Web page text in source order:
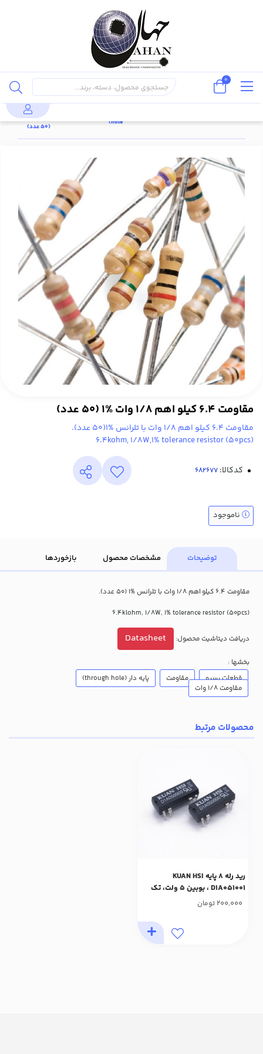
پایه دار
hole)
کیلو اهم
1/8 وات %1
(50 عدد)
مقاومت 6.4 کیلو اهم 1/8 وات %1 (50 عدد)
مقاومت 6.4 کیلو اهم 1/8 وات با تلرانس %1(50 عدد).
(6.4kohm, 1/8W,1% tolerance resistor (50pcs
کدکالا:
ناموجود
توضیحات مشخصات محصول بازخوردها
مقاومت 6.4 کیلو
اهم 1/8 وات با تلرانس %1 (50 عدد).
(6.4klohm, 1/8W, 1% tolerance resistor (50pcs
دریافت دیتاشیت محصول: Datasheet
بخشها :
قطعات پسیو
مقاومت
پایه دار (through hole)
مقاومت 1/8 وات
محصولات مرتبط
رید رله 8 پایه KUAN HSI
D1A051001 ، بوبین 5 ولت، تک
کنتاکت، SPDT ,1A 100VAC
200,000 تومان
0